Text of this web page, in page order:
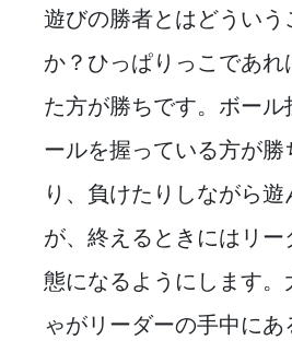
遊びの勝者とはどういう
か？ひっぱりっこであれ
た方が勝ちです。ボー
ールを握っている方が
り、負けたりしながら
が、終えるときにはリ
態になるようにします。
ゃがリーダーの手中に